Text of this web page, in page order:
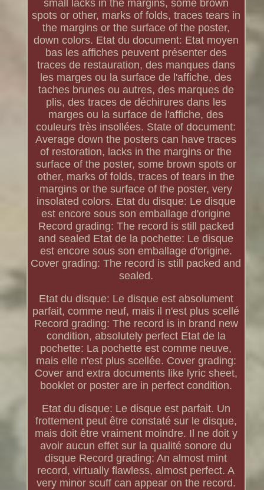
small lacks in the margins, some brown
spots or other, marks of folds, traces tears in
the margins or the surface of the poster,
down colors. Etat du document: Etat moyen
bas les affiches peuvent présenter des
traces de restauration, des manques dans
les marges ou la surface de l'affiche, des
taches brunes ou autres, des marques de
plis, des traces de déchirures dans les
marges ou la surface de l'affiche, des
couleurs très insollées. State of document:
Average down the posters can have traces
of restoration, lacks in the margins or the
surface of the poster, some brown spots or
other, marks of folds, traces of tears in the
margins or the surface of the poster, very
insolated colors. Etat du disque: Le disque
est encore sous son emballage d'origine
Record grading: The record is still packed
and sealed Etat de la pochette: Le disque
est encore sous son emballage d'origine.
Cover grading: The record is still packed and
sealed.
Etat du disque: Le disque est absolument
parfait, comme neuf, mais il n'est plus scellé
Record grading: The record is in brand new
condition, absolutely perfect Etat de la
pochette: La pochette est comme neuve,
mais elle n'est plus scellée. Cover grading:
Cover and extra documents like lyric sheet,
booklet or poster are in perfect condition.
Etat du disque: Le disque est parfait. Un
frottement peut être constaté sur le disque,
mais doit être vraiment moindre. Il ne doit y
avoir aucun effet sur la qualité sonore du
disque Record grading: An almost mint
record, virtually flawless, almost perfect. A
very minor scuff can appear on the record.